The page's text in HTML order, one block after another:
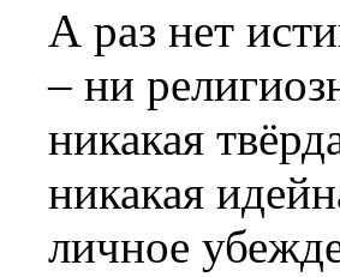
А раз нет
– ни
никакая
никакая
личное